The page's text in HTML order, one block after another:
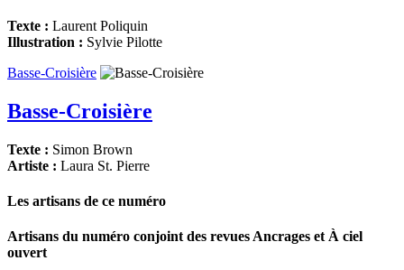
Texte : Laurent Poliquin
Illustration : Sylvie Pilotte
Basse-Croisière
Basse-Croisière
Texte : Simon Brown
Artiste : Laura St. Pierre
Les artisans de ce numéro
Artisans du numéro conjoint des revues Ancrages et À ciel
ouvert